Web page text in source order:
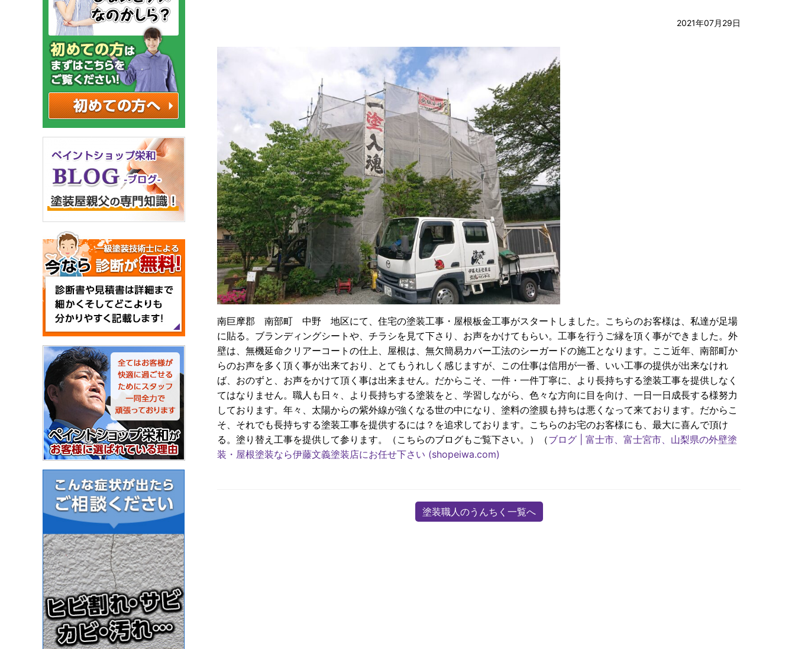
2021年07月29日
南巨摩郡 南部町 中野 地区にて、住宅の塗装工事・屋根板金工事がスタートしました。こちらのお客様は、私達が足場
に貼る。ブランディングシートや、チラシを見て下さり、お声をかけてもらい。工事を行うご縁を頂く事ができました。外
壁は、無機延命クリアーコートの仕上、屋根は、無欠簡易カバー工法のシーガードの施工となります。ここ近年、南部町か
らのお声を多く頂く事が出来ており、とてもうれしく感じますが、この仕事は信用が一番、いい工事の提供が出来なけれ
ば、おのずと、お声をかけて頂く事は出来ません。だからこそ、一件・一件丁寧に、より長持ちする塗装工事を提供しなく
てはなりません。職人も日々、より長持ちする塗装をと、学習しながら、色々な方向に目を向け、一日一日成長する様努力
しております。年々、太陽からの紫外線が強くなる世の中になり、塗料の塗膜も持ちは悪くなって来ております。だからこ
そ、それでも長持ちする塗装工事を提供するには？を追求しております。こちらのお宅のお客様にも、最大に喜んで頂け
る。塗り替え工事を提供して参ります。（こちらのブログもご覧下さい。）（ブログ | 富士市、富士宮市、山梨県の外壁塗
装・屋根塗装なら伊藤文義塗装店にお任せ下さい (shopeiwa.com)
塗装職人のうんちく一覧へ